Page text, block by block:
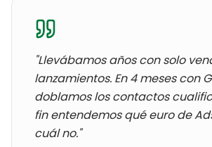
"Llevábamos años consolo
lanzamientos. En 4 meses con
doblamos los contactos
fin entendemos qué euro de
cuál no."